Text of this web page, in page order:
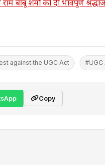
बाबू शर्मा को दी भावपूर्ण
against the UGC Act #UGC
Copy